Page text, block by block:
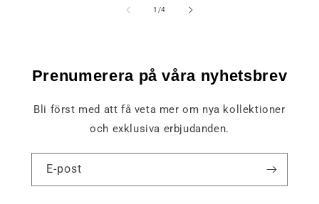
1 /av
4
Prenumerera på våra nyhetsbrev
Bli först med att få veta mer om nya kollektioner
och exklusiva erbjudanden.
E-post